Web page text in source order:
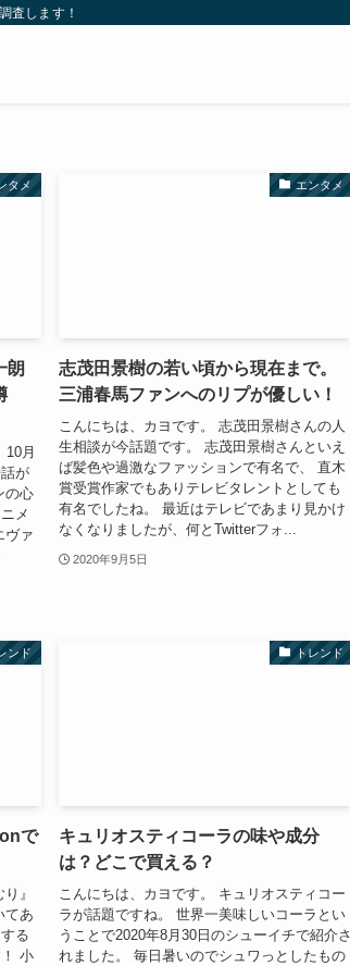
査します！
タメ
朗
10月
が
の心
メ
ヴァ
エンタメ
志茂田景樹の若い頃から現在まで。
三浦春馬ファンへのリプが優しい！
こんにちは、カヨです。 志茂田景樹さんの人
生相談が今話題です。 志茂田景樹さんといえ
ば髪色や過激なファッションで有名で、 直木
賞受賞作家でもありテレビタレントとしても
有名でしたね。 最近はテレビであまり見かけ
なくなりましたが、何とTwitterフォ...
2020年9月5日
ンド
で
』
てあ
る
小
トレンド
キュリオスティコーラの味や成分
は？どこで買える？
こんにちは、カヨです。 キュリオスティコー
ラが話題ですね。 世界一美味しいコーラとい
うことで2020年8月30日のシューイチで紹介さ
れました。 毎日暑いのでシュワっとしたもの